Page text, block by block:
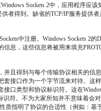
Sockets 2中，应用程序
得到。缺省的TCP/IP服务提供
中注册。Windows
息，这些信息将被用来填充
且得到与每个传输协议相关的
接口作为一个字节流来对待。这
口类型和协议标识符。这在
符。不为大家所知并不意味着
指明了协议的合适性（例如：